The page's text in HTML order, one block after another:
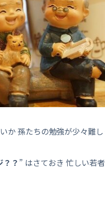
か 孫たちの勉強が少々難し
？ ” はさておき 忙しい若